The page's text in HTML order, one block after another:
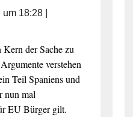
um 18:28|
der Sache zu
verstehen
Teil Spaniens und
nun mal
EU Bürger gilt.